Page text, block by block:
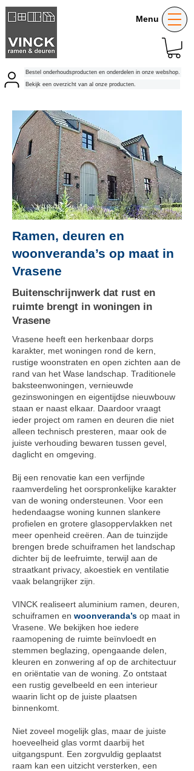
Bekijk een overzicht van al onze producten.
Bestel onderhoudsproducten en onderdelen in onze webshop.
Menu
Ramen, deuren en
woonveranda’s op maat in
Vrasene
Buitenschrijnwerk dat rust en
ruimte brengt in woningen in
Vrasene
Vrasene heeft een herkenbaar dorps
karakter, met woningen rond de kern,
rustige woonstraten en open zichten aan de
rand van het Wase landschap. Traditionele
baksteenwoningen, vernieuwde
gezinswoningen en eigentijdse nieuwbouw
staan er naast elkaar. Daardoor vraagt
ieder project om ramen en deuren die niet
alleen technisch presteren, maar ook de
juiste verhouding bewaren tussen gevel,
daglicht en omgeving.
Bij een renovatie kan een verfijnde
raamverdeling het oorspronkelijke karakter
van de woning ondersteunen. Voor een
hedendaagse woning kunnen slankere
profielen en grotere glasoppervlakken net
meer openheid creëren. Aan de tuinzijde
brengen brede schuiframen het landschap
dichter bij de leefruimte, terwijl aan de
straatkant privacy, akoestiek en ventilatie
vaak belangrijker zijn.
VINCK realiseert aluminium ramen, deuren,
schuiframen en woonveranda’s op maat in
Vrasene. We bekijken hoe iedere
raamopening de ruimte beïnvloedt en
stemmen beglazing, opengaande delen,
kleuren en zonwering af op de architectuur
en oriëntatie van de woning. Zo ontstaat
een rustig gevelbeeld en een interieur
waarin licht op de juiste plaatsen
binnenkomt.
Niet zoveel mogelijk glas, maar de juiste
hoeveelheid glas vormt daarbij het
uitgangspunt. Een zorgvuldig geplaatst
raam kan een uitzicht versterken, een